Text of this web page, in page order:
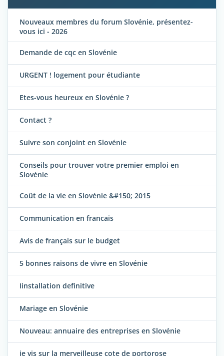
Nouveaux membres du forum Slovénie, présentez-
vous ici - 2026
Demande de cqc en Slovénie
URGENT ! logement pour étudiante
Etes-vous heureux en Slovénie ?
Contact ?
Suivre son conjoint en Slovénie
Conseils pour trouver votre premier emploi en
Slovénie
Coût de la vie en Slovénie &#150; 2015
Communication en francais
Avis de français sur le budget
5 bonnes raisons de vivre en Slovénie
Iinstallation definitive
Mariage en Slovénie
Nouveau: annuaire des entreprises en Slovénie
je vis sur la merveilleuse cote de portorose